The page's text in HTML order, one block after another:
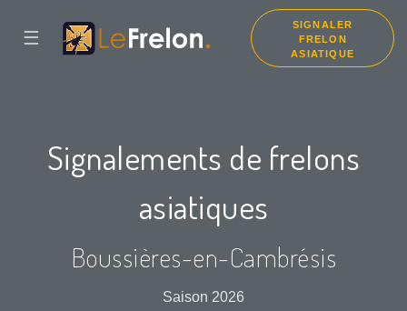
☰
SIGNALER
FRELON
ASIATIQUE
Signalements de frelons
asiatiques
Boussières-en-Cambrésis
Saison 2026